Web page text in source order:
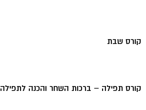
קורס שבת
קורס תפילה – ברכות השחר והכנה לתפילה